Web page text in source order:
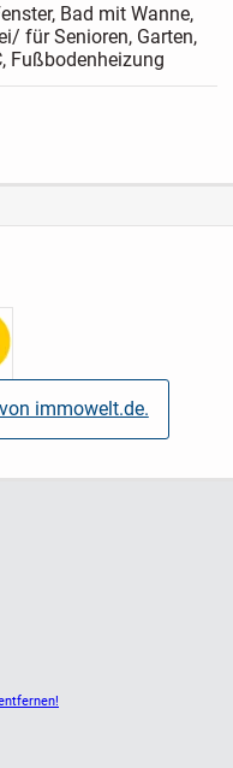
Bad mit Wanne,
für Senioren, Garten,
Fußbodenheizung
immowelt.de.